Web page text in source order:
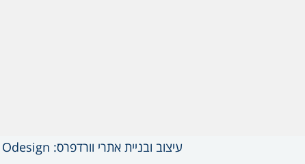
עיצוב ובניית אתרי וורדפרס: Odesign